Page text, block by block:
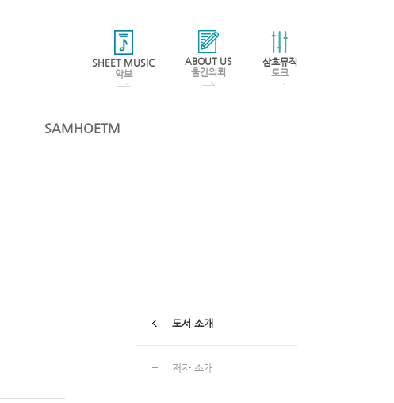
SHEET MUSIC
악보
ABOUT US
출간의뢰
삼호뮤직
토크
SAMHOETM
도서 소개
저자 소개